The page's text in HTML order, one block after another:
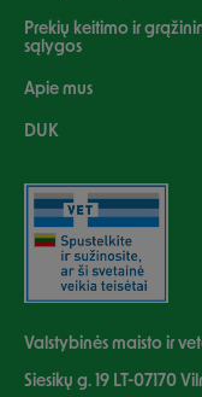
Prekių keitimo ir
sąlygos
Apie mus
DUK
Valstybinės maisto ir
Siesikų g. 19 LT-07170